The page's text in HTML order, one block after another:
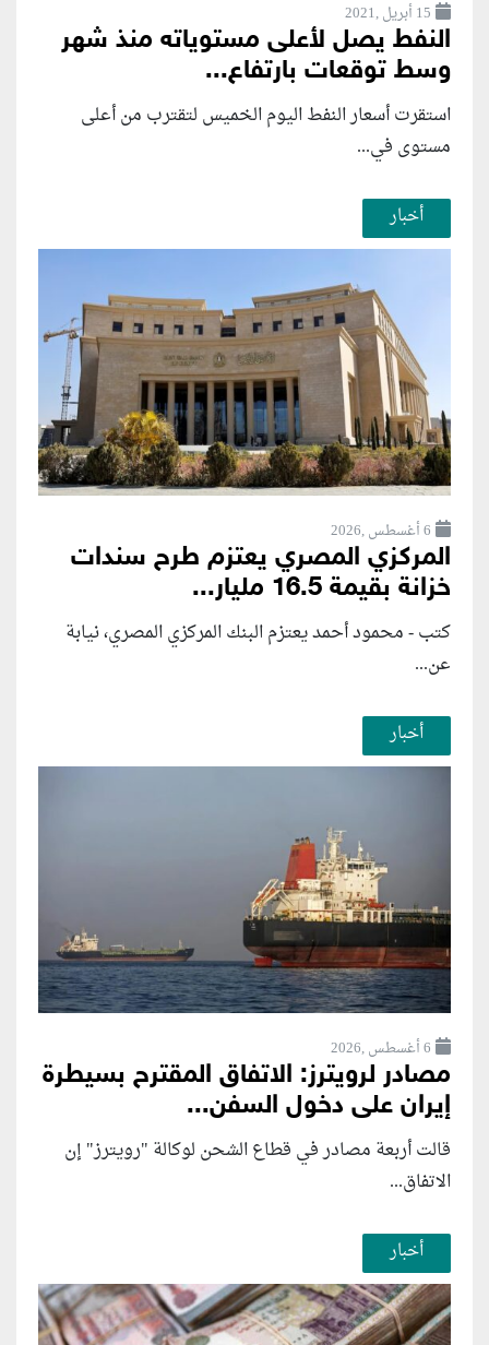
15 أبريل ,2021
النفط يصل لأعلى مستوياته منذ شهر
وسط توقعات بارتفاع...
استقرت أسعار النفط اليوم الخميس لتقترب من أعلى
مستوى في...
أخبار
6 أغسطس ,2026
المركزي المصري يعتزم طرح سندات
خزانة بقيمة 16.5 مليار...
كتب - محمود أحمد يعتزم البنك المركزي المصري، نيابة
عن...
أخبار
6 أغسطس ,2026
مصادر لرويترز: الاتفاق المقترح بسيطرة
إيران على دخول السفن...
قالت أربعة مصادر في قطاع الشحن لوكالة "رويترز" إن
الاتفاق...
أخبار